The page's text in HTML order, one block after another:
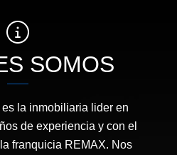
SOMOS
la inmobiliaria lider en
de experiencia y con el
franquicia REMAX. Nos